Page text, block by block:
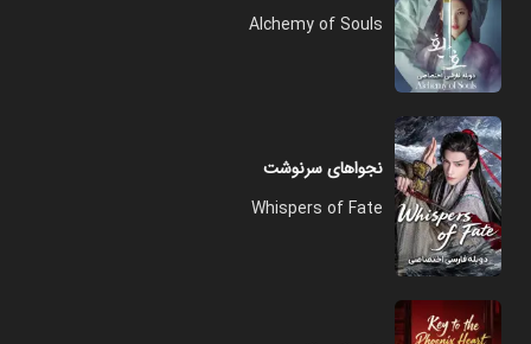
Alchemy of Souls
نجواهای سرنوشت
Whispers of Fate